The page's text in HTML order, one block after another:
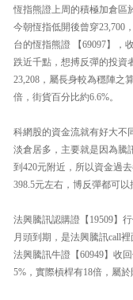
恆指熊證上周的積極加倉區
今朝恆指低開後曾穿23,700
台的恆指熊證 【69097】，
跌近千點，想搏反彈的投資
23,208，屬長身較為穩陣之
倍，街貨百分比約6.6%。
科網股的資金流就有好大不
淡倉居多，主要就是因為騰
到420元附近，所以資金過
398.5元左右，博反彈都可以
法興騰訊認購證【19509】
月頭到期，是法興騰訊call
法興騰訊牛證【60949】收
5%，實際槓桿有18倍，屬